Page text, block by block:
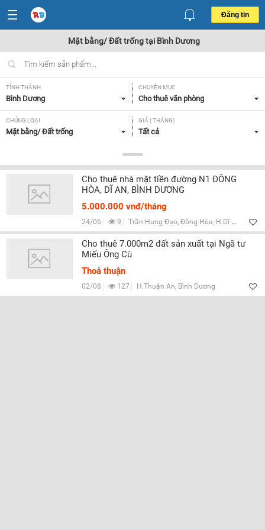
Đăng tin
Mặt bằng/ Đất trống tại Bình Dương
TỈNH THÀNH
Bình Dương
CHUYÊN MỤC
Cho thuê văn phòng
CHỦNG LOẠI
Mặt bằng/ Đất trống
GIÁ ( THÁNG)
Tất cả
> 500 m2,
TIỆN ÍCH VÀ TRANG THIẾT BỊ
Tất cả
Cho thuê nhà mặt tiền đường N1 ĐÔNG
HÒA, DĨ AN, BÌNH DƯƠNG
5.000.000 vnđ/tháng
24/06 9 Trần Hưng Đạo, Đông Hòa, H.Dĩ An, Bình Dương
Cho thuê 7.000m2 đất sản xuất tại Ngã tư
Miếu Ông Cù
Thoả thuận
02/08 127 H.Thuận An, Bình Dương